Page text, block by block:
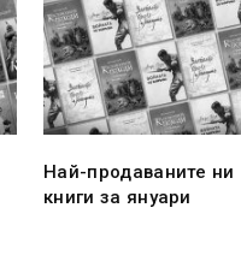
Най-продаваните ни
книги за януари